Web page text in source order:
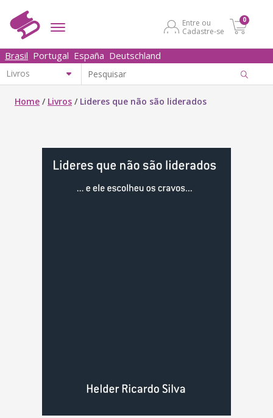
Entre ou
Cadastre-se
0
Brasil Portugal España Deutschland
Home / Livros / Lideres que não são liderados